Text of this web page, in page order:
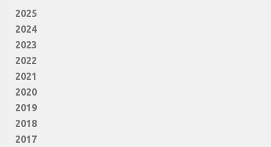
2025
2024
2023
2022
2021
2020
2019
2018
2017